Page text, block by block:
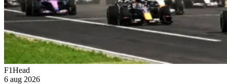
F1Head
6 aug 2026